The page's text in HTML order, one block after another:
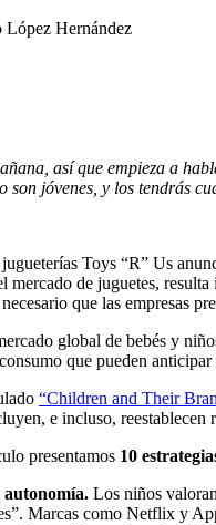
Hernández
así que empieza a
son jóvenes, y los tendrás
Toys “R” Us
mercado de juguetes, resulta
que las empresas
global de bebés y
que pueden
“Children and Their
e incluso, reestablecen
presentamos 10
Los niños
Marcas como Netflix y